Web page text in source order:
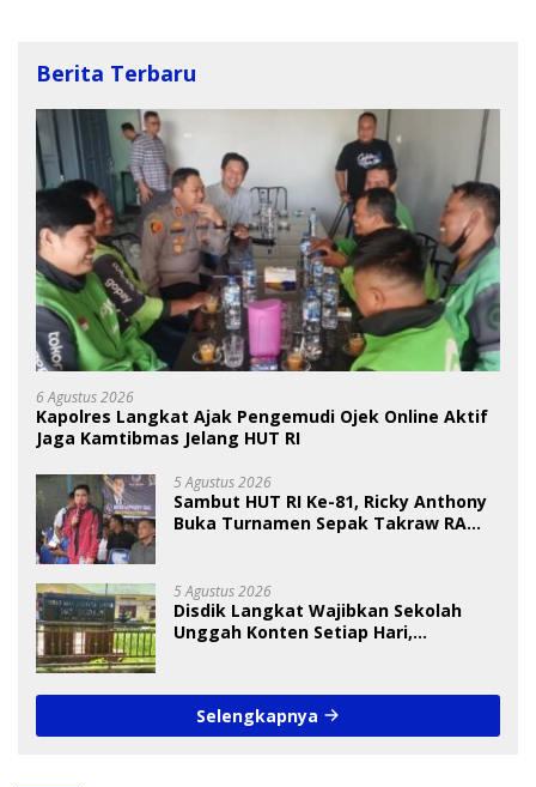
Berita Terbaru
6 Agustus 2026
Kapolres Langkat Ajak Pengemudi Ojek Online Aktif
Jaga Kamtibmas Jelang HUT RI
5 Agustus 2026
Sambut HUT RI Ke-81, Ricky Anthony
Buka Turnamen Sepak Takraw RA
5 Agustus 2026
Disdik Langkat Wajibkan Sekolah
Unggah Konten Setiap Hari,
Selengkapnya